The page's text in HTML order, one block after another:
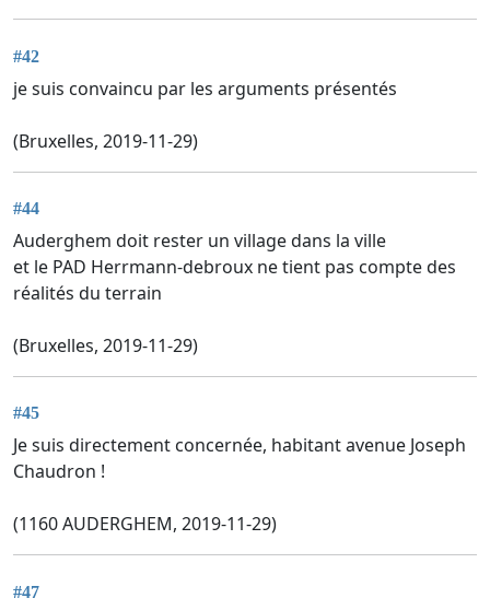
#42
je suis convaincu par les arguments présentés
(Bruxelles, 2019-11-29)
#44
Auderghem doit rester un village dans la ville
et le PAD Herrmann-debroux ne tient pas compte des
réalités du terrain
(Bruxelles, 2019-11-29)
#45
Je suis directement concernée, habitant avenue Joseph
Chaudron !
(1160 AUDERGHEM, 2019-11-29)
#47